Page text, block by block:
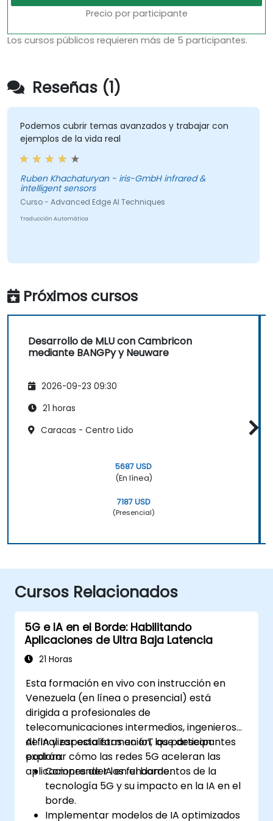
Precio por participante
Los cursos públicos requieren más de 5 participantes.
Reseñas (1)
Podemos cubrir temas avanzados y trabajar con
ejemplos de la vida real
Ruben Khachaturyan - iris-GmbH infrared &
intelligent sensors
Curso - Advanced Edge AI Techniques
Traducción Automática
Próximos cursos
Desarrollo de MLU con Cambricon
mediante BANGPy y Neuware
2026-09-23 09:30
21 horas
Caracas - Centro Lido
5687 USD
(En línea)
7187 USD
(Presencial)
Cursos Relacionados
5G e IA en el Borde: Habilitando
Aplicaciones de Ultra Baja Latencia
21 Horas
Esta formación en vivo con instrucción en
Venezuela (en línea o presencial) está
dirigida a profesionales de
telecomunicaciones intermedios, ingenieros
de IA y especialistas en IoT que desean
explorar cómo las redes 5G aceleran las
aplicaciones de IA en el borde.
Al finalizar esta formación, los participantes
podrán:
Comprender los fundamentos de la
tecnología 5G y su impacto en la IA en el
borde.
Implementar modelos de IA optimizados